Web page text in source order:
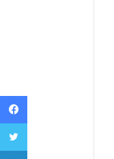
Facebook
Twitter
Linkedin